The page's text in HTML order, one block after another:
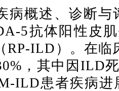
病概述、诊断
5抗体阳性皮
RP-ILD）。在
，其中因ILD
ILD患者疾病